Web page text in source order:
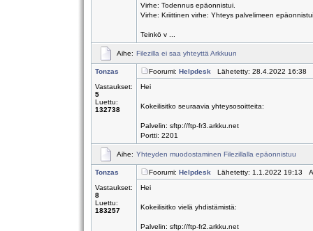
Virhe: Todennus epäonnistui.
Virhe: Kriittinen virhe: Yhteys palvelimeen epäonnistui
Teinkö v ...
Aihe: Filezilla ei saa yhteyttä Arkkuun
Tonzas
Vastaukset:
5
Luettu:
132738
Foorumi: Helpdesk Lähetetty: 28.4.2022 16:38
Hei
Kokeilisitko seuraavia yhteysosoitteita:
Palvelin: sftp://ftp-fr3.arkku.net
Portti: 2201
Aihe: Yhteyden muodostaminen Filezillalla epäonnistuu
Tonzas
Vastaukset:
8
Luettu:
183257
Foorumi: Helpdesk Lähetetty: 1.1.2022 19:13
Hei
Kokeilisitko vielä yhdistämistä:
Palvelin: sftp://ftp-fr2.arkku.net